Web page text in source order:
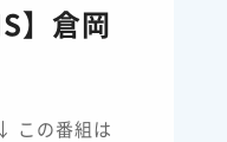
】倉岡
この番組は